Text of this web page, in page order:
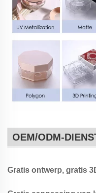
OEM/ODM-
Gratis ontwerp, gratis